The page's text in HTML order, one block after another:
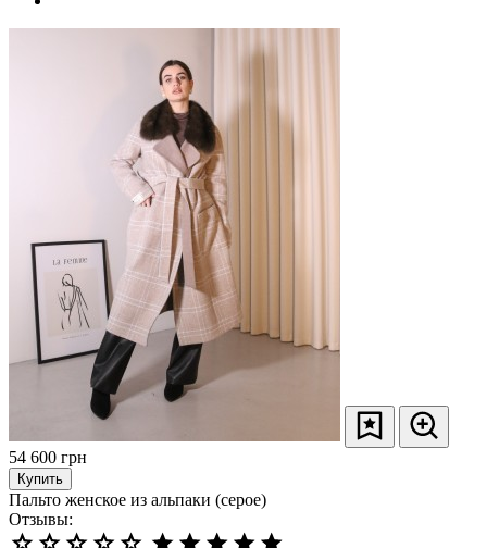
54 600 грн
Купить
Пальто женское из альпаки (серое)
Отзывы: